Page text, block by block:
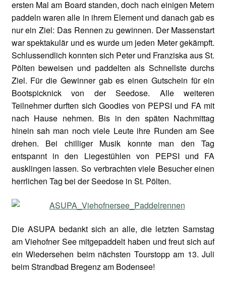
ersten Mal am Board standen, doch nach einigen Metern
paddeln waren alle in ihrem Element und danach gab es
nur ein Ziel: Das Rennen zu gewinnen. Der Massenstart
war spektakulär und es wurde um jeden Meter gekämpft.
Schlussendlich konnten sich Peter und Franziska aus St.
Pölten beweisen und paddelten als Schnellste durchs
Ziel. Für die Gewinner gab es einen Gutschein für ein
Bootspicknick von der Seedose. Alle weiteren
Teilnehmer durften sich Goodies von PEPSI und FA mit
nach Hause nehmen. Bis in den späten Nachmittag
hinein sah man noch viele Leute ihre Runden am See
drehen. Bei chilliger Musik konnte man den Tag
entspannt in den Liegestühlen von PEPSI und FA
ausklingen lassen. So verbrachten viele Besucher einen
herrlichen Tag bei der Seedose in St. Pölten.
Die ASUPA bedankt sich an alle, die letzten Samstag
am Viehofner See mitgepaddelt haben und freut sich auf
ein Wiedersehen beim nächsten Tourstopp am 13. Juli
beim Strandbad Bregenz am Bodensee!